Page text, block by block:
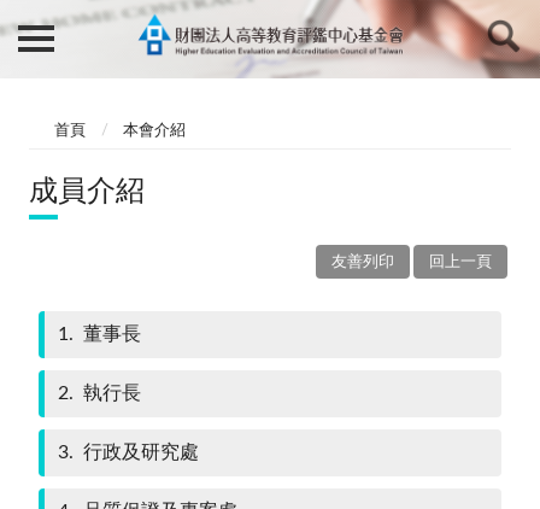
首頁 本會介紹
成員介紹
回上一頁
友善列印
1 董事長
2 執行長
3 行政及研究處